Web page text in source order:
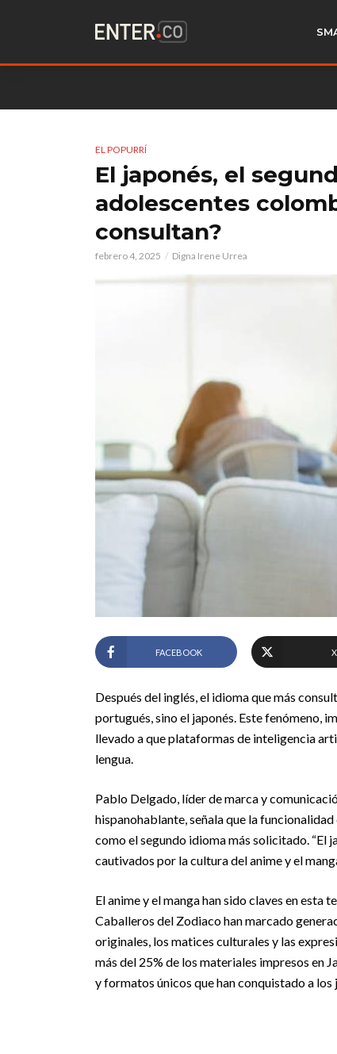
EL POPURRÍ
El japonés, el
adolescentes
consultan?
febrero 4, 2025 Digna Irene Urrea
FACEBOOK X
Después del inglés, el idioma que más
portugués, sino el japonés. Este fenómeno,
llevado a que plataformas de inteligencia
lengua.
Pablo Delgado, líder de marca y
hispanohablante, señala que la
como el segundo idioma más solicitado. “El
cautivados por la cultura del anime y el
El anime y el manga han sido claves en esta
Caballeros del Zodiaco han marcado
originales, los matices culturales y las
más del 25% de los materiales impresos en
y formatos únicos que han conquistado a los